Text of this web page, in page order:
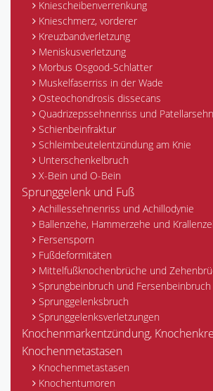
Kniescheibenverrenkung
Knieschmerz, vorderer
Kreuzbandverletzung
Meniskusverletzung
Morbus Osgood-Schlatter
Muskelfaserriss in der Wade
Osteochondrosis dissecans
Quadrizepssehnenriss und
Schienbeinfraktur
Schleimbeutelentzündung am Knie
Unterschenkelbruch
X-Bein und O-Bein
Sprunggelenk und Fuß
Achillessehnenriss und Achillodynie
Ballenzehe, Hammerzehe und
Fersensporn
Fußdeformitäten
Mittelfußknochenbrüche und
Sprungbeinbruch und Fersenbeinbruch
Sprunggelenksbruch
Sprunggelenksverletzungen
Knochenmarkentzündung,
Knochenmetastasen
Knochenmetastasen
Knochentumoren